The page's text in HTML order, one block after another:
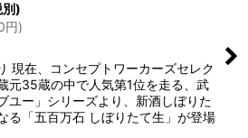
別)
円)
現在、コンセプトワーカーズセレク
元35蔵の中で人気第1位を走る、武
ユー」シリーズより、新酒しぼりた
る「五百万石 しぼりたて生」が登場